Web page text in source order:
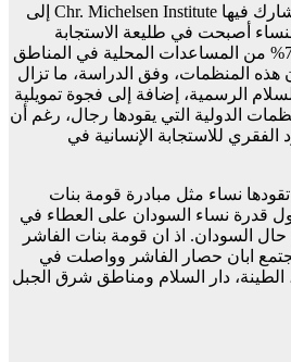
مشتركة شارك فيها Chr. Michelsen Institute إلى
أصبحت في طليعة الاستجابة
الإنسانية، إذ تدير أكثر من 70% من المساعدات المحلية في المناطق
هذه المنظمات، وفق الدراسة، ما تزال
الرسمية، إضافة إلى فجوة تمويلية
بالمنظمات الدولية التي يقودها رجال، رغم أن
الفقري للاستجابة الإنسانية في
نساء مثل مبادرة قومة بنات
قدرة نساء السودان على العطاء في
حال السودان. اذ ان قومة بنات الفاشر
ابان حصار الفاشر وواصلت في
دار السلام ومناطق شرق الجبل